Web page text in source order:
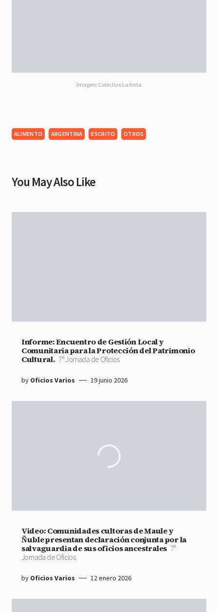
Imagen: Colectivo La tinta
ALIMENTO ARGENTINA ESCRITO OTROS
You May Also Like
Informe: Encuentro de Gestión Local y
Comunitaria para la Protección del Patrimonio
Cultural. 7ª Jornada de Oficios
by Oficios Varios 19 junio 2026
Video: Comunidades cultoras de Maule y
Ñuble presentan declaración conjunta por la
salvaguardia de sus oficios ancestrales 7ª
Jornada de Oficios
by Oficios Varios 12 enero 2026